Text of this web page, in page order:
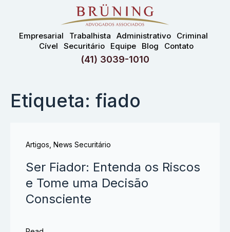
Empresarial Trabalhista Administrativo
Criminal
Cível
Securitário Equipe Blog Contato
(41) 3039-1010
Etiqueta: fiado
Artigos News Securitário
Ser Fiador: Entenda os Riscos
e Tome uma Decisão
Consciente